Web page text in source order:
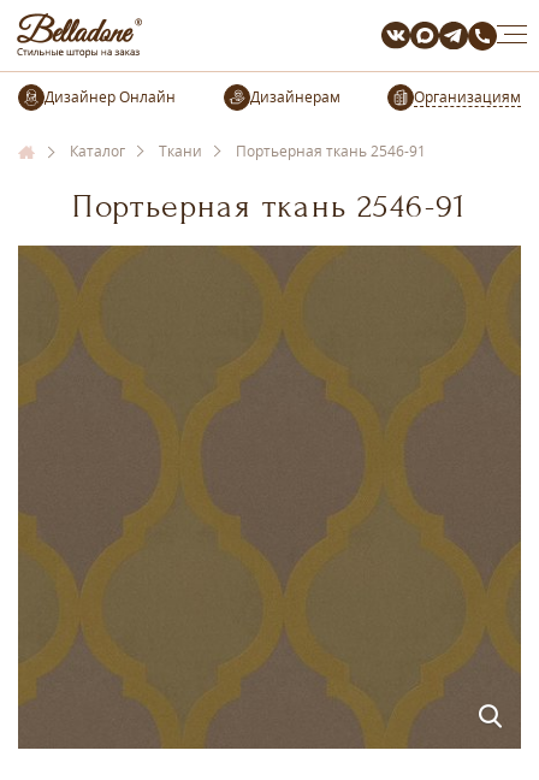
Организациям
Каталог Ткани Портьерная ткань 2546-91
Портьерная ткань 2546-91